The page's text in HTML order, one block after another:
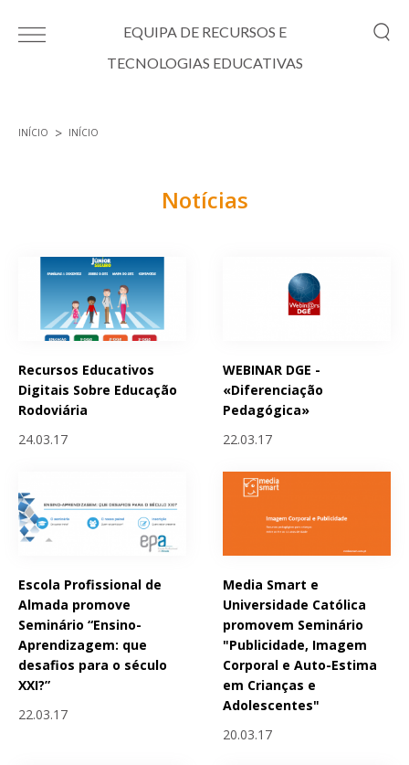
EQUIPA DE RECURSOS E
TECNOLOGIAS EDUCATIVAS
INÍCIO INÍCIO
Notícias
Recursos Educativos
Digitais Sobre Educação
Rodoviária
24.03.17
WEBINAR DGE -
«Diferenciação
Pedagógica»
22.03.17
Escola Profissional de
Almada promove
Seminário “Ensino-
Aprendizagem: que
desafios para o século
XXI?”
22.03.17
Media Smart e
Universidade Católica
promovem Seminário
"Publicidade, Imagem
Corporal e Auto-Estima
em Crianças e
Adolescentes"
20.03.17
Páginas